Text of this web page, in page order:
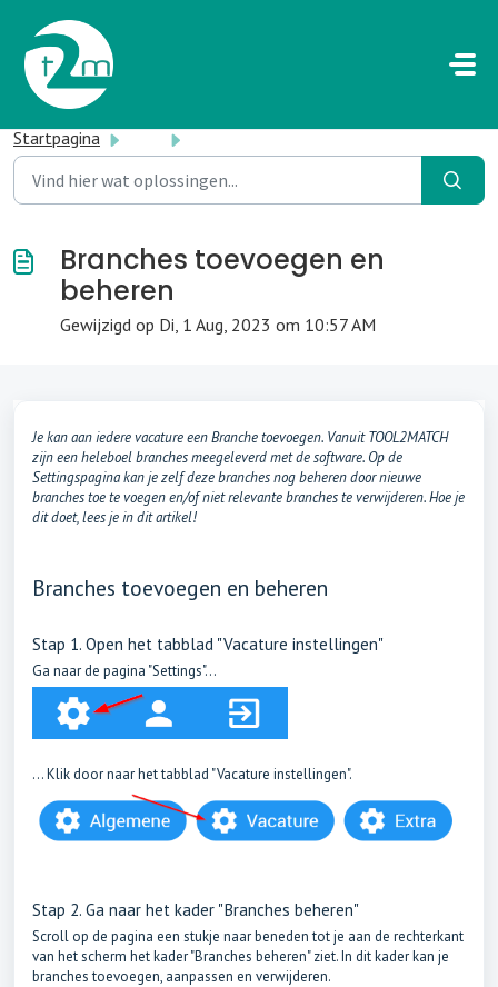
Startpagina
Branches toevoegen en
beheren
Gewijzigd op Di, 1 Aug, 2023 om 10:57 AM
Je kan aan iedere vacature een Branche toevoegen. Vanuit TOOL2MATCH
zijn een heleboel branches meegeleverd met de software. Op de
Settingspagina kan je zelf deze branches nog beheren door nieuwe
branches toe te voegen en/of niet relevante branches te verwijderen. Hoe je
dit doet, lees je in dit artikel!
Branches toevoegen en beheren
Stap 1. Open het tabblad "Vacature instellingen"
Ga naar de pagina "Settings"...
... Klik door naar het tabblad "Vacature instellingen".
Stap 2. Ga naar het kader "Branches beheren"
Scroll op de pagina een stukje naar beneden tot je aan de rechterkant
van het scherm het kader "Branches beheren" ziet. In dit kader kan je
branches toevoegen, aanpassen en verwijderen.